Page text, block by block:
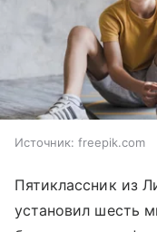
Источник: freepik.com
Пятиклассник из
установил шесть